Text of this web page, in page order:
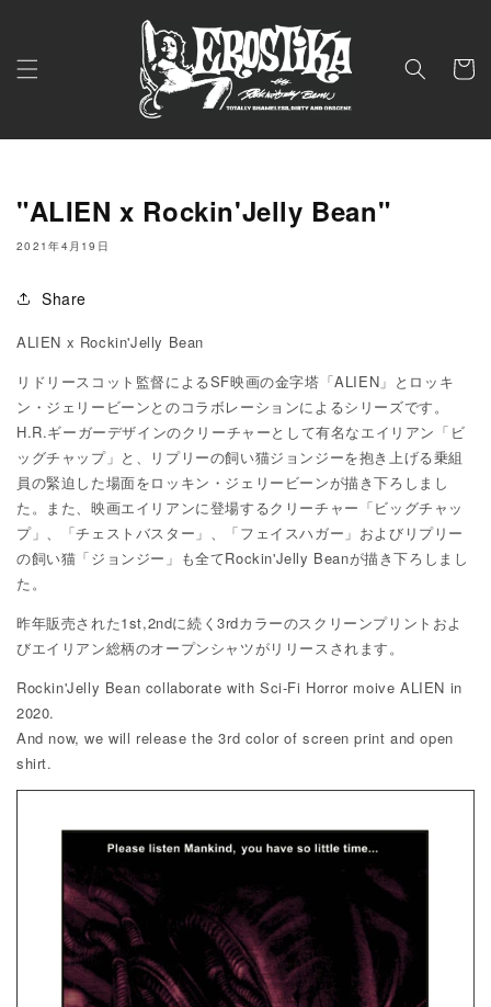
ー
"ALIEN x Rockin'Jelly Bean"
2021年4月19日
Share
ALIEN x Rockin'Jelly Bean
リドリースコット監督によるSF映画の金字塔「ALIEN」とロッキ
ン・ジェリービーンとのコラボレーションによるシリーズです。
H.R.ギーガーデザインのクリーチャーとして有名なエイリアン「ビ
ッグチャップ」と、リプリーの飼い猫ジョンジーを抱き上げる乗組
員の緊迫した場面をロッキン・ジェリービーンが描き下ろしまし
た。また、映画エイリアンに登場するクリーチャー「ビッグチャッ
プ」、「チェストバスター」、「フェイスハガー」およびリプリー
の飼い猫「ジョンジー」も全てRockin'Jelly Beanが描き下ろしまし
た。
昨年販売された1st,2ndに続く3rdカラーのスクリーンプリントおよ
びエイリアン総柄のオープンシャツがリリースされます。
Rockin'Jelly Bean collaborate with Sci-Fi Horror moive ALIEN in
2020.
And now, we will release the 3rd color of screen print and open
shirt.